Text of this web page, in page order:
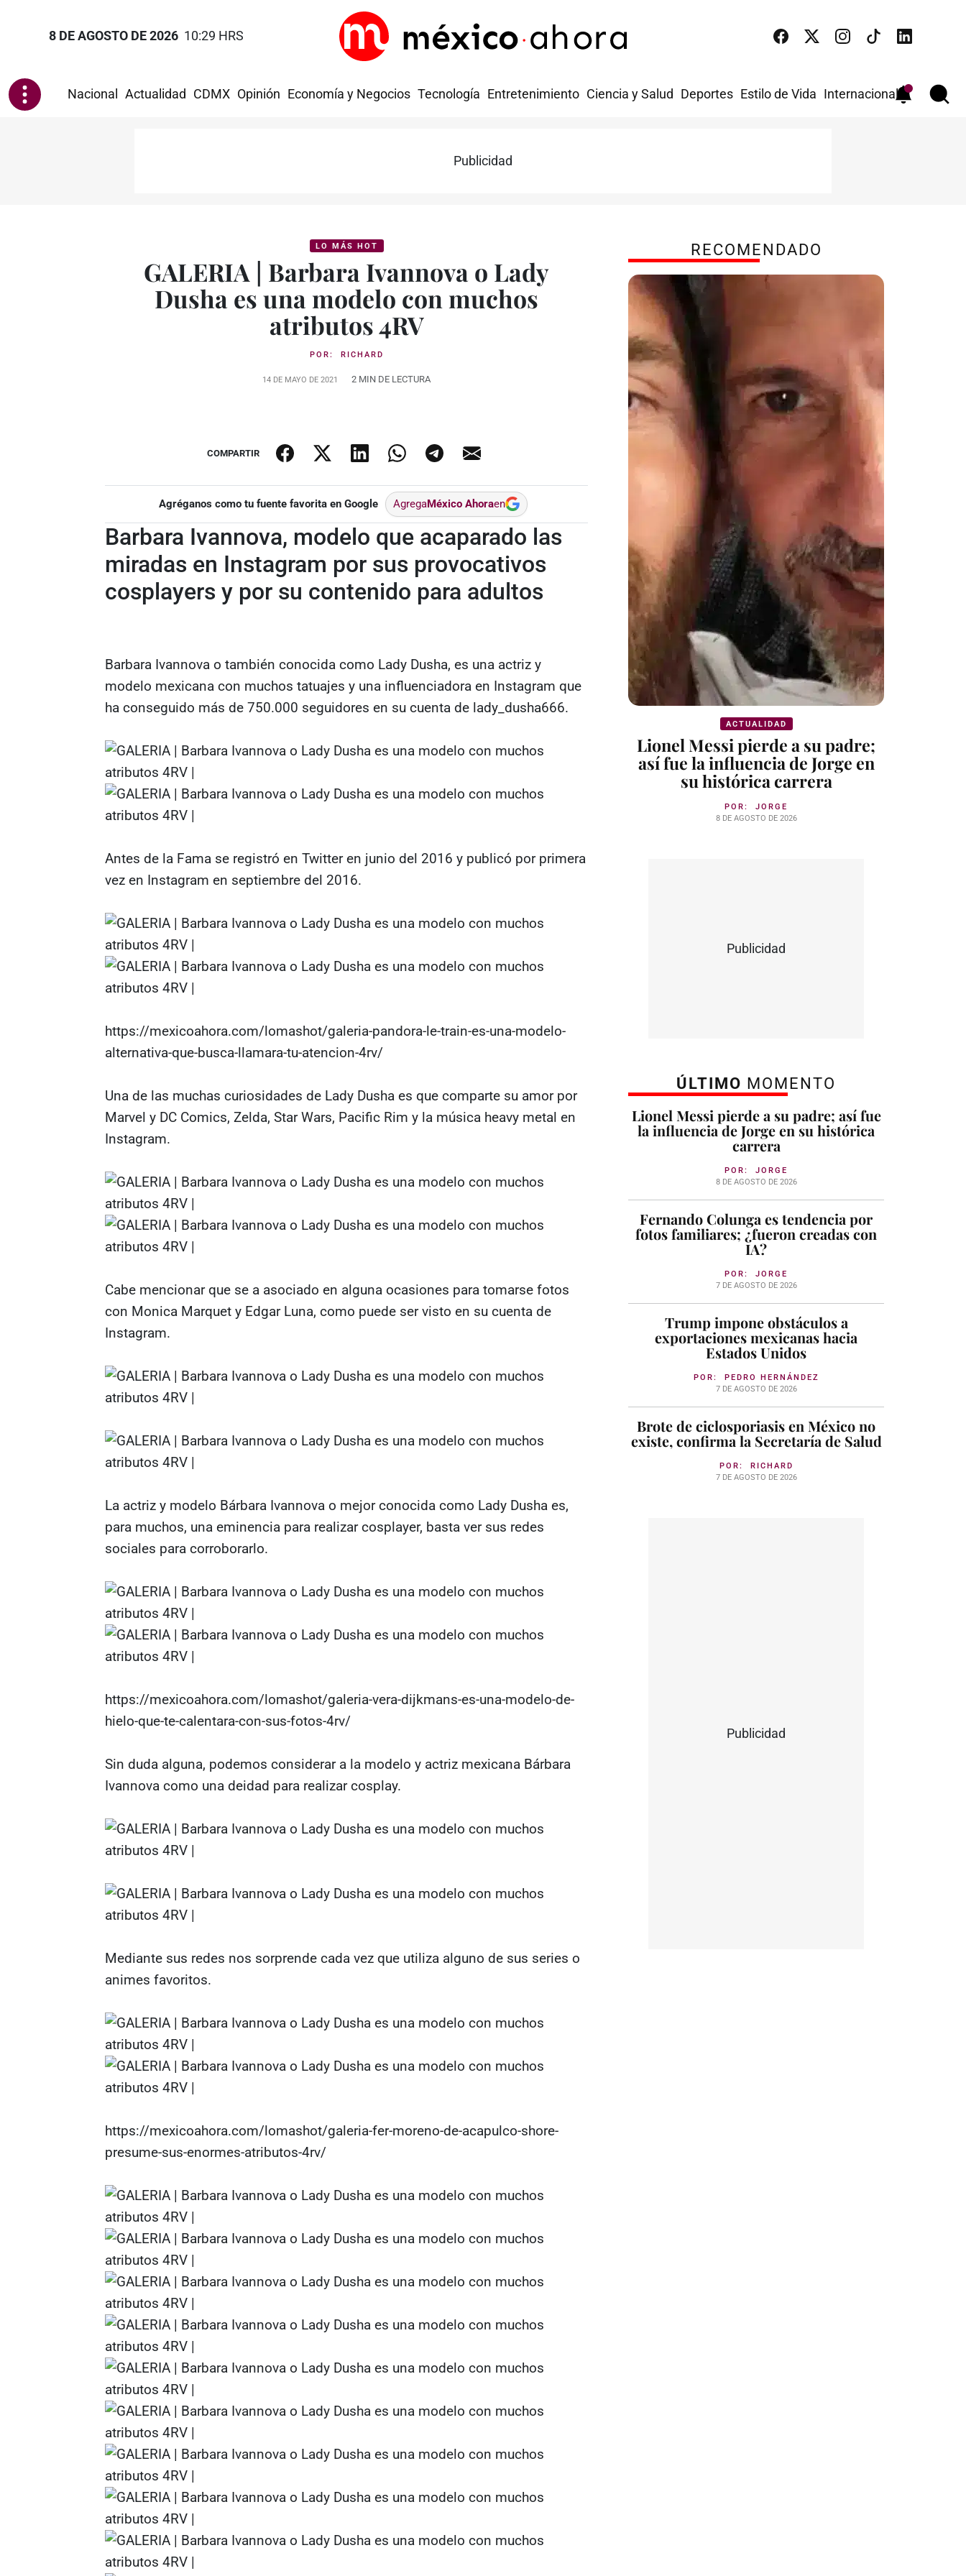
8 DE AGOSTO DE 2026 10:29 HRS
Nacional Actualidad CDMX Opinión Economía y Negocios Tecnología Entretenimiento Ciencia y Salud Deportes Estilo de Vida Internacional
Publicidad
LO MÁS HOT
GALERIA | Barbara Ivannova o Lady
Dusha es una modelo con muchos
atributos 4RV
POR: RICHARD
14 DE MAYO DE 2021 2 MIN DE LECTURA
COMPARTIR
Agréganos como tu fuente favorita en Google AgregaMéxico Ahoraen
Barbara Ivannova, modelo que acaparado las
miradas en Instagram por sus provocativos
cosplayers y por su contenido para adultos
Barbara Ivannova o también conocida como Lady Dusha, es una actriz y
modelo mexicana con muchos tatuajes y una influenciadora en Instagram que
ha conseguido más de 750.000 seguidores en su cuenta de lady_dusha666.
Antes de la Fama se registró en Twitter en junio del 2016 y publicó por primera
vez en Instagram en septiembre del 2016.
https://mexicoahora.com/lomashot/galeria-pandora-le-train-es-una-modelo-
alternativa-que-busca-llamara-tu-atencion-4rv/
Una de las muchas curiosidades de Lady Dusha es que comparte su amor por
Marvel y DC Comics, Zelda, Star Wars, Pacific Rim y la música heavy metal en
Instagram.
Cabe mencionar que se a asociado en alguna ocasiones para tomarse fotos
con Monica Marquet y Edgar Luna, como puede ser visto en su cuenta de
Instagram.
La actriz y modelo Bárbara Ivannova o mejor conocida como Lady Dusha es,
para muchos, una eminencia para realizar cosplayer, basta ver sus redes
sociales para corroborarlo.
https://mexicoahora.com/lomashot/galeria-vera-dijkmans-es-una-modelo-de-
hielo-que-te-calentara-con-sus-fotos-4rv/
Sin duda alguna, podemos considerar a la modelo y actriz mexicana Bárbara
Ivannova como una deidad para realizar cosplay.
Mediante sus redes nos sorprende cada vez que utiliza alguno de sus series o
animes favoritos.
https://mexicoahora.com/lomashot/galeria-fer-moreno-de-acapulco-shore-
presume-sus-enormes-atributos-4rv/
RECOMENDADO
ACTUALIDAD
Lionel Messi pierde a su padre;
así fue la influencia de Jorge en
su histórica carrera
POR: JORGE
8 DE AGOSTO DE 2026
Publicidad
ÚLTIMO MOMENTO
Lionel Messi pierde a su padre; así fue
la influencia de Jorge en su histórica
carrera
POR: JORGE
8 DE AGOSTO DE 2026
Fernando Colunga es tendencia por
fotos familiares; ¿fueron creadas con
IA?
POR: JORGE
7 DE AGOSTO DE 2026
Trump impone obstáculos a
exportaciones mexicanas hacia
Estados Unidos
POR: PEDRO HERNÁNDEZ
7 DE AGOSTO DE 2026
Brote de ciclosporiasis en México no
existe, confirma la Secretaría de Salud
POR: RICHARD
7 DE AGOSTO DE 2026
Publicidad